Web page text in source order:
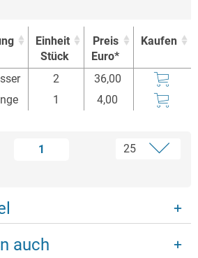
Einheit
Stück
Preis
Euro*
Kaufen
Einheit
Preis
Kaufen
2
36,00
1 4,00
1
auch